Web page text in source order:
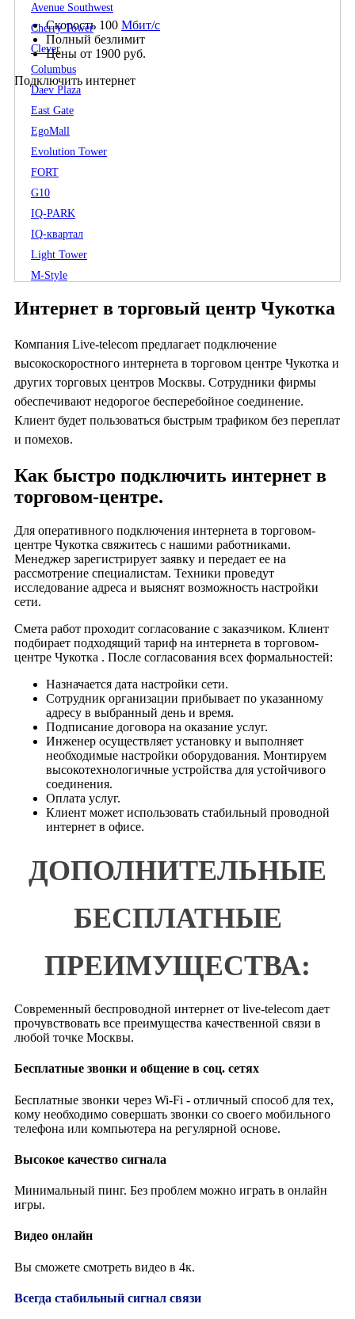
Скорость 100 Мбит/с
Полный безлимит
Цены от 1900 руб.
Подключить интернет
Avenue Southwest
Cherry Tower
Clever
Columbus
Daev Plaza
East Gate
EgoMall
Evolution Tower
FORT
G10
IQ-PARK
IQ-квартал
Light Tower
M-Style
Petrovsky
River Plaza
Streamline plaza
Villa Riva
West Park
West plaza
Авиапарк
Авиатор
Автобус
Агат
Азовский
Акварель
Акрополь
Александр Лэнд
Алтуфьево
Альфа Арбат
Аннино плаза
Антарис
Аполлония
Ареал
Арена Плаза
Артс Палас
Арфа
Атриум
Афимолл Сити
Бадаевский
Бастион Капитал
Башня на Набережной
Башня Федерация
Березка
Берта Хаус
Бирюлевский
Бородино Плаза
Бум
Бутово
Варшавская плаза
Интернет в торговый центр Чукотка
Компания Live-telecom предлагает подключение
высокоскоростного интернета в торговом центре Чукотка и
других торговых центров Москвы. Сотрудники фирмы
обеспечивают недорогое бесперебойное соединение.
Клиент будет пользоваться быстрым трафиком без переплат
и помехов.
Как быстро подключить интернет в
торговом-центре.
Для оперативного подключения интернета в торговом-
центре Чукотка свяжитесь с нашими работниками.
Менеджер зарегистрирует заявку и передает ее на
рассмотрение специалистам. Техники проведут
исследование адреса и выяснят возможность настройки
сети.
Смета работ проходит согласование с заказчиком. Клиент
подбирает подходящий тариф на интернета в торговом-
центре Чукотка . После согласования всех формальностей:
Назначается дата настройки сети.
Сотрудник организации прибывает по указанному
адресу в выбранный день и время.
Подписание договора на оказание услуг.
Инженер осуществляет установку и выполняет
необходимые настройки оборудования. Монтируем
высокотехнологичные устройства для устойчивого
соединения.
Оплата услуг.
Клиент может использовать стабильный проводной
интернет в офисе.
ДОПОЛНИТЕЛЬНЫЕ
БЕСПЛАТНЫЕ
ПРЕИМУЩЕСТВА:
Современный беспроводной интернет от live-telecom дает
прочувствовать все преимущества качественной связи в
любой точке Москвы.
Бесплатные звонки и общение в соц. сетях
Бесплатные звонки через Wi-Fi - отличный способ для тех,
кому необходимо совершать звонки со своего мобильного
телефона или компьютера на регулярной основе.
Высокое качество сигнала
Минимальный пинг. Без проблем можно играть в онлайн
игры.
Видео онлайн
Вы сможете смотреть видео в 4к.
Всегда стабильный сигнал связи